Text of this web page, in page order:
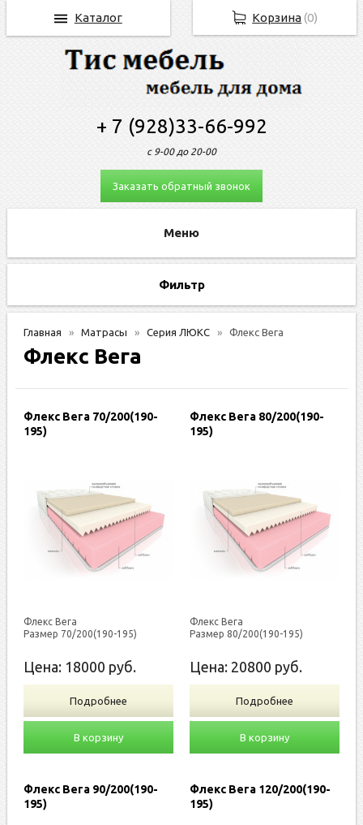
+ 7 (928)33-66-992
с 9-00 до 20-00
Заказать обратный звонок
Фильтр
Главная Матрасы Серия ЛЮКС Флекс Вега
Флекс Вега
Флекс Вега 70/200(190-
195)
Флекс Вега
Размер 70/200(190-195)
Цена: 18000 руб.
Подробнее
В корзину
Флекс Вега 80/200(190-
195)
Флекс Вега
Размер 80/200(190-195)
Цена: 20800 руб.
Подробнее
В корзину
Флекс Вега 90/200(190-
195)
Флекс Вега 120/200(190-
195)
Корзина(0)
Каталог